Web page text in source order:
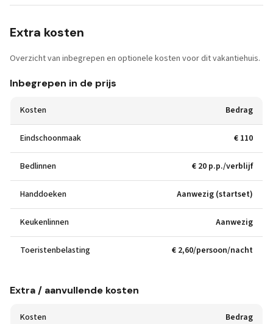
Extra kosten
Overzicht van inbegrepen en optionele kosten voor dit vakantiehuis.
Inbegrepen in de prijs
Kosten Bedrag
Eindschoonmaak € 110
Bedlinnen € 20 p.p./verblijf
Handdoeken Aanwezig (startset)
Keukenlinnen Aanwezig
Toeristenbelasting € 2,60/persoon/nacht
Extra / aanvullende kosten
Kosten Bedrag